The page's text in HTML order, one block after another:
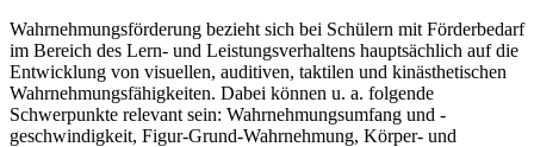
Wahrnehmungsförderung bezieht sich bei Schülern mit Förderbedarf
im Bereich des Lern- und Leistungsverhaltens hauptsächlich auf die
Entwicklung von visuellen, auditiven, taktilen und kinästhetischen
Wahrnehmungsfähigkeiten. Dabei können u. a. folgende
Schwerpunkte relevant sein: Wahrnehmungsumfang und -
geschwindigkeit, Figur-Grund-Wahrnehmung, Körper- und